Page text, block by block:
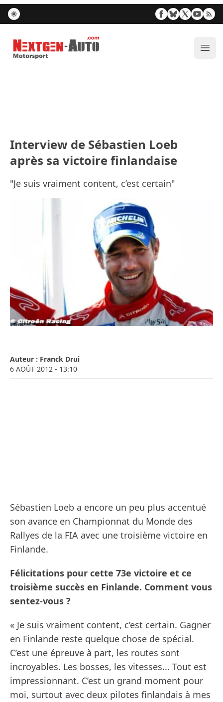
Nextgen-Auto.com
Interview de Sébastien Loeb
après sa victoire finlandaise
"Je suis vraiment content, c’est certain"
Auteur : Franck Drui
6 AOÛT 2012 - 13:10
Sébastien Loeb a encore un peu plus accentué
son avance en Championnat du Monde des
Rallyes de la FIA avec une troisième victoire en
Finlande.
Félicitations pour cette 73e victoire et ce
troisième succès en Finlande. Comment vous
sentez-vous ?
« Je suis vraiment content, c’est certain. Gagner
en Finlande reste quelque chose de spécial.
C’est une épreuve à part, les routes sont
incroyables. Les bosses, les vitesses... Tout est
impressionnant. C’est un grand moment pour
moi, surtout avec deux pilotes finlandais à mes